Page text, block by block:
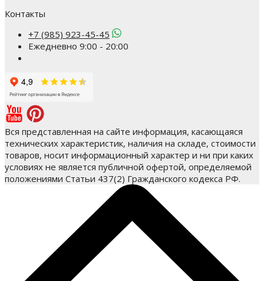
Контакты
+7 (985) 923-45-45
Ежедневно 9:00 - 20:00
Вся представленная на сайте информация, касающаяся
технических характеристик, наличия на складе, стоимости
товаров, носит информационный характер и ни при каких
условиях не является публичной офертой, определяемой
положениями Статьи 437(2) Гражданского кодекса РФ.